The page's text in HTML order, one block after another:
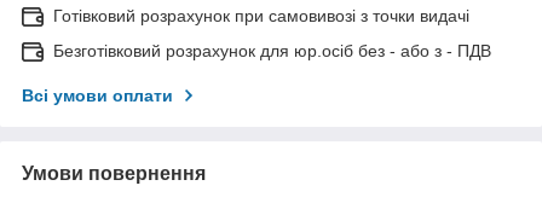
Готівковий розрахунок при самовивозі з точки видачі
Безготівковий розрахунок для юр.осіб без - або з - ПДВ
Всі умови оплати
Умови повернення